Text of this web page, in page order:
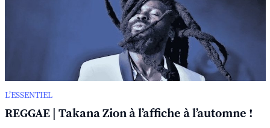
L’ESSENTIEL
REGGAE | Takana Zion à l’affiche à l’automne !